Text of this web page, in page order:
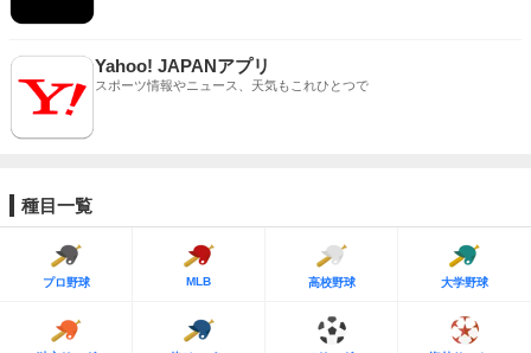
Yahoo! JAPANアプリ
スポーツ情報やニュース、天気もこれひとつで
種目一覧
プロ野球 MLB 高校野球 大学野球